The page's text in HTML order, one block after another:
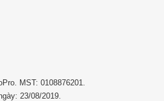
MST: 0108876201.
23/08/2019.